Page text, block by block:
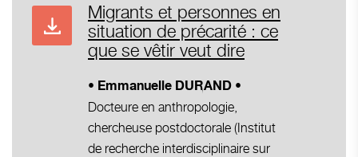
Migrants et personnes en
situation de précarité : ce
que se vêtir veut dire
• Emmanuelle DURAND •
Docteure en anthropologie,
chercheuse postdoctorale (Institut
de recherche interdisciplinaire sur